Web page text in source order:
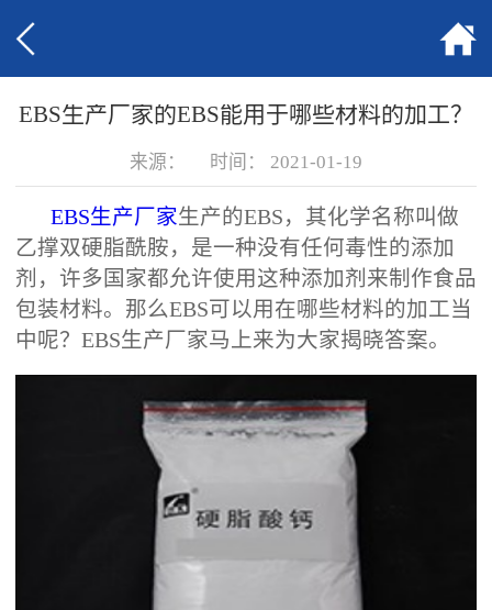
EBS生产厂家的EBS能用于哪些材料的加工？
来源： 时间： 2021-01-19
EBS生产厂家生产的EBS，其化学名称叫做
乙撑双硬脂酰胺，是一种没有任何毒性的添加
剂，许多国家都允许使用这种添加剂来制作食品
包装材料。那么EBS可以用在哪些材料的加工当
中呢？EBS生产厂家‍马上来为大家揭晓答案。